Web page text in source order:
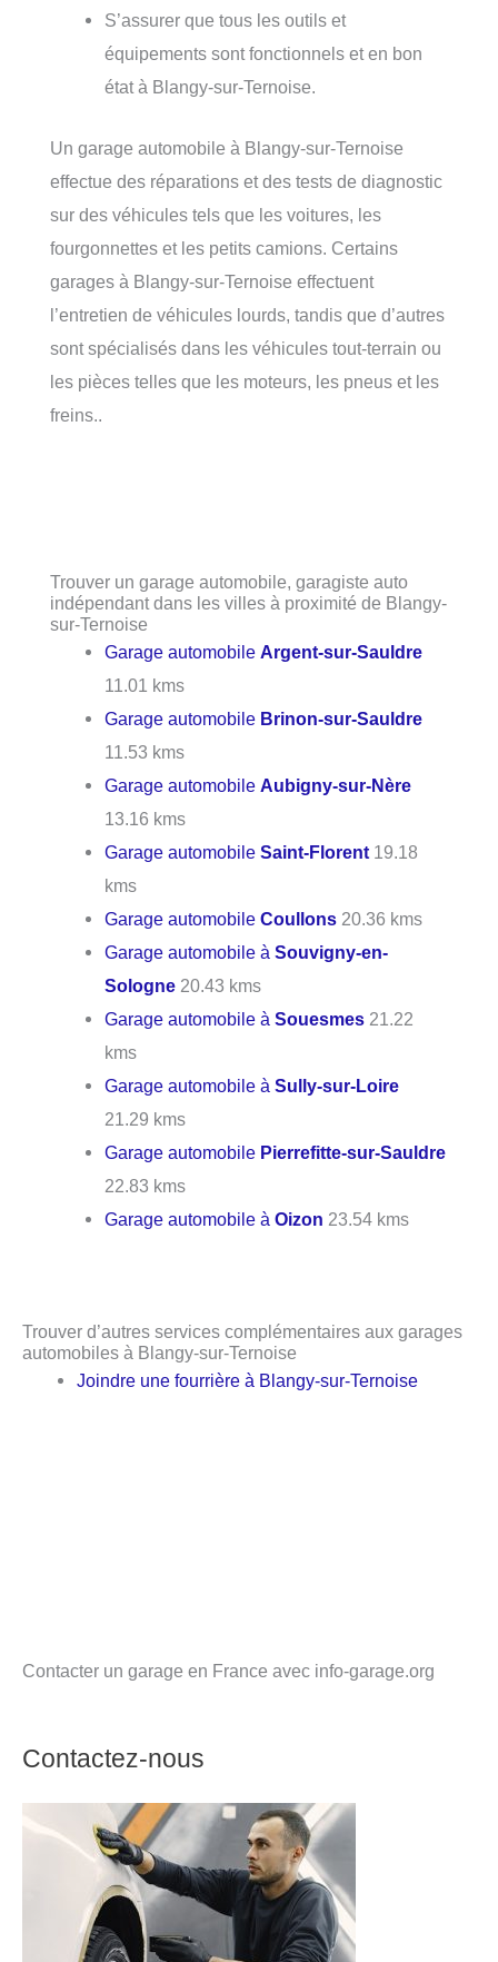
S’assurer que tous les outils et
équipements sont fonctionnels et en bon
état à Blangy-sur-Ternoise.
Un garage automobile à Blangy-sur-Ternoise
effectue des réparations et des tests de diagnostic
sur des véhicules tels que les voitures, les
fourgonnettes et les petits camions. Certains
garages à Blangy-sur-Ternoise effectuent
l’entretien de véhicules lourds, tandis que d’autres
sont spécialisés dans les véhicules tout-terrain ou
les pièces telles que les moteurs, les pneus et les
freins..
Trouver un garage automobile, garagiste auto
indépendant dans les villes à proximité de Blangy-
sur-Ternoise
Garage automobileArgent-sur-Sauldre
11.01 kms
Garage automobile Brinon-sur-Sauldre
11.53 kms
Garage automobileAubigny-sur-Nère
13.16 kms
Garage automobileSaint-Florent 19.18
kms
Garage automobileCoullons 20.36 kms
Garage automobile àSouvigny-en-
Sologne 20.43 kms
Garage automobile àSouesmes 21.22
kms
Garage automobile àSully-sur-Loire
21.29 kms
Garage automobile Pierrefitte-sur-Sauldre
22.83 kms
Garage automobile àOizon 23.54 kms
Trouver d’autres services complémentaires aux garages
automobiles à Blangy-sur-Ternoise
Joindre une fourrière à Blangy-sur-Ternoise
Contacter un garage en France avec info-garage.org
Contactez-nous